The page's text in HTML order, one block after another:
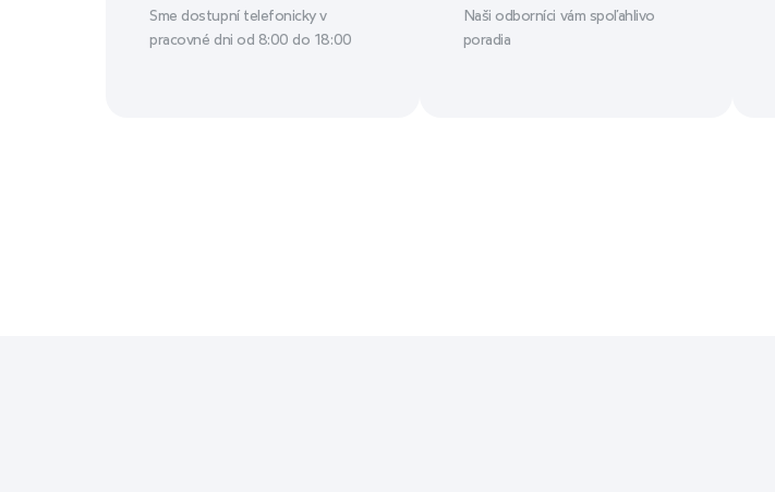
Sme dostupní telefonicky v
pracovné dni od 8:00 do 18:00
Naši odborníci vám spoľahlivo
poradia